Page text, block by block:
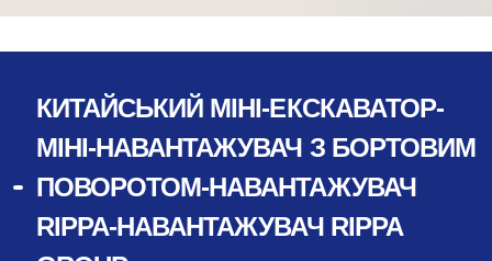
КИТАЙСЬКИЙ МІНІ-ЕКСКАВАТОР-
МІНІ-НАВАНТАЖУВАЧ З БОРТОВИМ
ПОВОРОТОМ-НАВАНТАЖУВАЧ
RIPPA-НАВАНТАЖУВАЧ RIPPA